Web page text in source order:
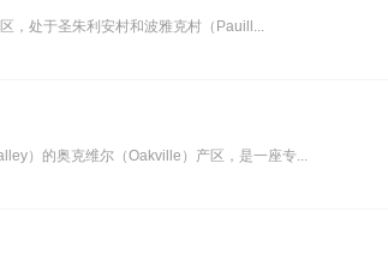
，处于圣朱利安村和波雅克村（Pauill...
）的奥克维尔（Oakville）产区，是一座专...